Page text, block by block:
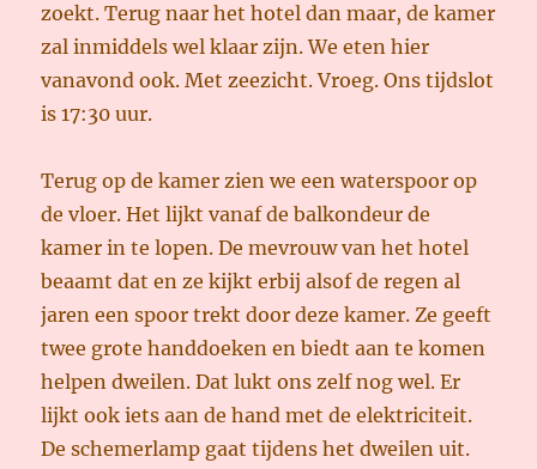
zoekt. Terug naar het hotel dan maar, de kamer
zal inmiddels wel klaar zijn. We eten hier
vanavond ook. Met zeezicht. Vroeg. Ons tijdslot
is 17:30 uur.
Terug op de kamer zien we een waterspoor op
de vloer. Het lijkt vanaf de balkondeur de
kamer in te lopen. De mevrouw van het hotel
beaamt dat en ze kijkt erbij alsof de regen al
jaren een spoor trekt door deze kamer. Ze geeft
twee grote handdoeken en biedt aan te komen
helpen dweilen. Dat lukt ons zelf nog wel. Er
lijkt ook iets aan de hand met de elektriciteit.
De schemerlamp gaat tijdens het dweilen uit.